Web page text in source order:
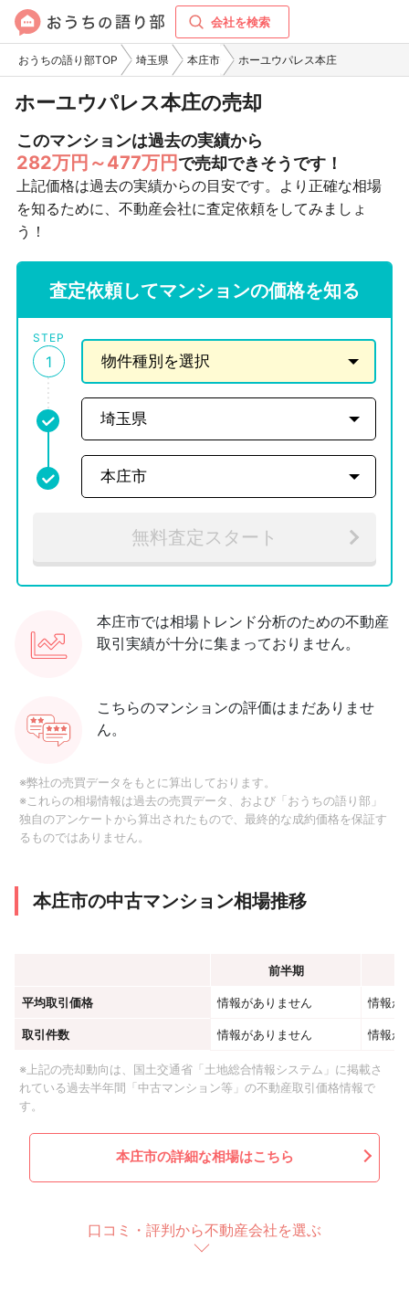
会社を検索
おうちの語り部TOP 埼玉県 本庄市 ホーユウパレス本庄
ホーユウパレス本庄の売却
このマンションは過去の実績から
282万円～477万円で売却できそうです！
上記価格は過去の実績からの目安です。より正確な相場
を知るために、不動産会社に査定依頼をしてみましょ
う！
査定依頼してマンションの価格を知る
STEP
1
無料査定スタート
本庄市では相場トレンド分析のための不動産
取引実績が十分に集まっておりません。
こちらのマンションの評価はまだありませ
ん。
※弊社の売買データをもとに算出しております。
※これらの相場情報は過去の売買データ、および「おうちの語り部」
独自のアンケートから算出されたもので、最終的な成約価格を保証す
るものではありません。
本庄市の中古マンション相場推移
前半期
平均取引価格 情報がありません 情報が
取引件数 情報がありません 情報が
※上記の売却動向は、国土交通省「土地総合情報システム」に掲載さ
れている過去半年間「中古マンション等」の不動産取引価格情報で
す。
本庄市の詳細な相場はこちら
口コミ・評判から不動産会社を選ぶ